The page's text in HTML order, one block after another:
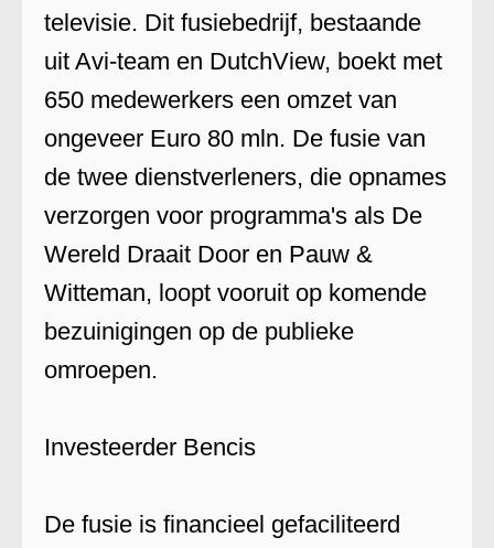
televisie. Dit fusiebedrijf, bestaande
uit Avi-team en DutchView, boekt met
650 medewerkers een omzet van
ongeveer Euro 80 mln. De fusie van
de twee dienstverleners, die opnames
verzorgen voor programma's als De
Wereld Draait Door en Pauw &
Witteman, loopt vooruit op komende
bezuinigingen op de publieke
omroepen.
Investeerder Bencis
De fusie is financieel gefaciliteerd